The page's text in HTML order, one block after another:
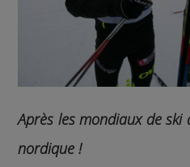
Après les mondiaux de ski
nordique !